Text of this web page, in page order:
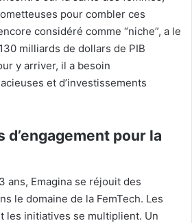
pour combler ces
considéré comme “niche”, a le
milliards de dollars de PIB
y arriver, il a besoin
et d’investissements
d’engagement pour la
ans, Emagina se réjouit des
le domaine de la FemTech. Les
les initiatives se multiplient. Un